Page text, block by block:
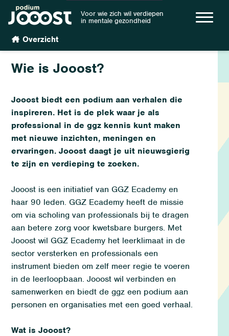
Voor wie zich wil verdiepen
in mentale gezondheid
Overzicht
Wie is Jooost?
Jooost biedt een podium aan verhalen die
inspireren. Het is de plek waar je als
professional in de ggz kennis kunt maken
met nieuwe inzichten, meningen en
ervaringen. Jooost daagt je uit nieuwsgierig
te zijn en verdieping te zoeken.
Jooost is een initiatief van GGZ Ecademy en
haar 90 leden. GGZ Ecademy heeft de missie
om via scholing van professionals bij te dragen
aan betere zorg voor kwetsbare burgers. Met
Jooost wil GGZ Ecademy het leerklimaat in de
sector versterken en professionals een
instrument bieden om zelf meer regie te voeren
in de leerloopbaan. Jooost wil verbinden en
samenwerken en biedt de ggz een podium aan
personen en organisaties met een goed verhaal.
Wat is Jooost?